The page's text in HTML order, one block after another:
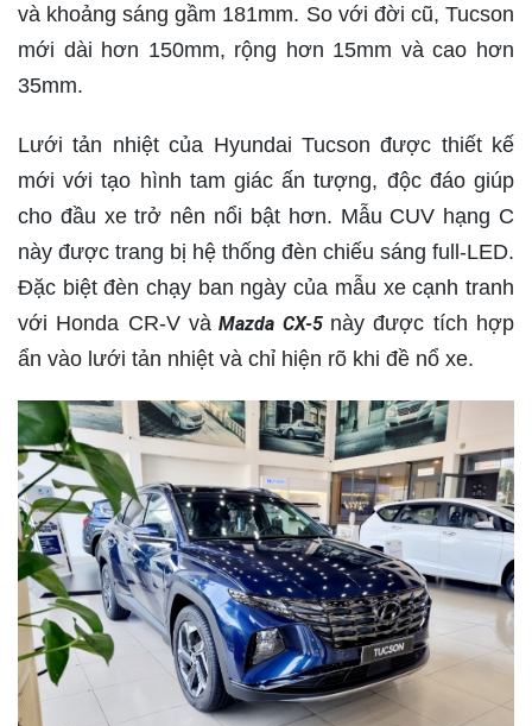
và khoảng sáng gầm 181mm. So với đời cũ, Tucson
mới dài hơn 150mm, rộng hơn 15mm và cao hơn
35mm.
Lưới tản nhiệt của Hyundai Tucson được thiết kế
mới với tạo hình tam giác ấn tượng, độc đáo giúp
cho đầu xe trở nên nổi bật hơn. Mẫu CUV hạng C
này được trang bị hệ thống đèn chiếu sáng full-LED.
Đặc biệt đèn chạy ban ngày của mẫu xe cạnh tranh
với Honda CR-V và Mazda CX-5 này được tích hợp
ẩn vào lưới tản nhiệt và chỉ hiện rõ khi đề nổ xe.